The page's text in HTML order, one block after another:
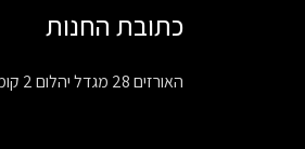
כתובת החנות
האורזים 28 מגדל יהלום 2 קומה 5 , נתניה